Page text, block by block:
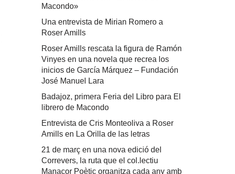
Macondo»
Una entrevista de Mirian Romero a
Roser Amills
Roser Amills rescata la figura de Ramón
Vinyes en una novela que recrea los
inicios de García Márquez – Fundación
José Manuel Lara
Badajoz, primera Feria del Libro para El
librero de Macondo
Entrevista de Cris Monteoliva a Roser
Amills en La Orilla de las letras
21 de març en una nova edició del
Correvers, la ruta que el col.lectiu
Manacor Poètic organitza cada any amb